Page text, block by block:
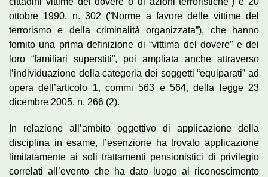
ottobre 1990, n. 302 (“Norme a favore delle vittime del
terrorismo e della criminalità organizzata”), che hanno
fornito una prima definizione di “vittima del dovere” e dei
loro “familiari superstiti”, poi ampliata anche attraverso
l’individuazione della categoria dei soggetti “equiparati” ad
opera dell’articolo 1, commi 563 e 564, della legge 23
dicembre 2005, n. 266 (2).
In relazione all’ambito oggettivo di applicazione della
disciplina in esame, l’esenzione ha trovato applicazione
limitatamente ai soli trattamenti pensionistici di privilegio
correlati all’evento che ha dato luogo al riconoscimento